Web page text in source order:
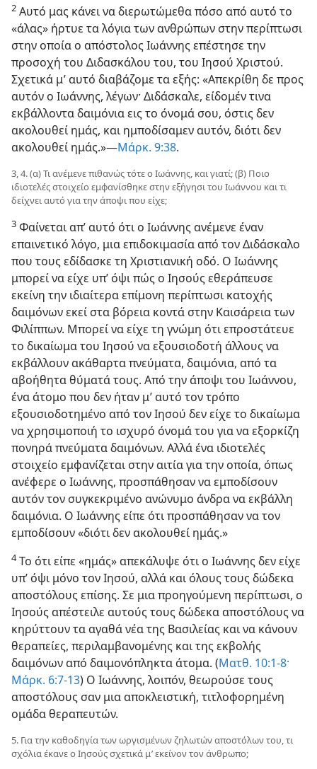
2 Αυτό μας κάνει να διερωτώμεθα πόσο από αυτό το
«άλας» ήρτυε τα λόγια των ανθρώπων στην περίπτωσι
στην οποία ο απόστολος Ιωάννης επέστησε την
προσοχή του Διδασκάλου του, του Ιησού Χριστού.
Σχετικά μ’ αυτό διαβάζομε τα εξής: «Απεκρίθη δε προς
αυτόν ο Ιωάννης, λέγων· Διδάσκαλε, είδομέν τινα
εκβάλλοντα δαιμόνια εις το όνομά σου, όστις δεν
ακολουθεί ημάς, και ημποδίσαμεν αυτόν, διότι δεν
ακολουθεί ημάς.»—Μάρκ. 9:38.
3, 4. (α) Τι ανέμενε πιθανώς τότε ο Ιωάννης, και γιατί; (β) Ποιο
ιδιοτελές στοιχείο εμφανίσθηκε στην εξήγησι του Ιωάννου και τι
δείχνει αυτό για την άποψι που είχε;
3 Φαίνεται απ’ αυτό ότι ο Ιωάννης ανέμενε έναν
επαινετικό λόγο, μια επιδοκιμασία από τον Διδάσκαλο
που τους εδίδασκε τη Χριστιανική οδό. Ο Ιωάννης
μπορεί να είχε υπ’ όψι πώς ο Ιησούς εθεράπευσε
εκείνη την ιδιαίτερα επίμονη περίπτωσι κατοχής
δαιμόνων εκεί στα βόρεια κοντά στην Καισάρεια των
Φιλίππων. Μπορεί να είχε τη γνώμη ότι επροστάτευε
το δικαίωμα του Ιησού να εξουσιοδοτή άλλους να
εκβάλλουν ακάθαρτα πνεύματα, δαιμόνια, από τα
αβοήθητα θύματά τους. Από την άποψι του Ιωάννου,
ένα άτομο που δεν ήταν μ’ αυτό τον τρόπο
εξουσιοδοτημένο από τον Ιησού δεν είχε το δικαίωμα
να χρησιμοποιή το ισχυρό όνομά του για να εξορκίζη
πονηρά πνεύματα δαιμόνων. Αλλά ένα ιδιοτελές
στοιχείο εμφανίζεται στην αιτία για την οποία, όπως
ανέφερε ο Ιωάννης, προσπάθησαν να εμποδίσουν
αυτόν τον συγκεκριμένο ανώνυμο άνδρα να εκβάλλη
δαιμόνια. Ο Ιωάννης είπε ότι προσπάθησαν να τον
εμποδίσουν «διότι δεν ακολουθεί ημάς.»
4Το ότι είπε «ημάς» απεκάλυψε ότι ο Ιωάννης δεν είχε
υπ’ όψι μόνο τον Ιησού, αλλά και όλους τους δώδεκα
αποστόλους επίσης. Σε μια προηγούμενη περίπτωσι, ο
Ιησούς απέστειλε αυτούς τους δώδεκα αποστόλους να
κηρύττουν τα αγαθά νέα της Βασιλείας και να κάνουν
θεραπείες, περιλαμβανομένης και της εκβολής
δαιμόνων από δαιμονόπληκτα άτομα. (Ματθ. 10:1-8·
Μάρκ. 6:7-13) Ο Ιωάννης, λοιπόν, θεωρούσε τους
αποστόλους σαν μια αποκλειστική, τιτλοφορημένη
ομάδα θεραπευτών.
5. Για την καθοδηγία των ωργισμένων ζηλωτών αποστόλων του, τι
σχόλια έκανε ο Ιησούς σχετικά μ’ εκείνον τον άνθρωπο;